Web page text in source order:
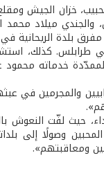
خزان الجيش
والجندي ميلاد
بلدة الريحانية
طرابلس. كذلك،
خدماته
والمجرمين
لفّت النعوش
وصولًا إلى
ومعاقبتهم».